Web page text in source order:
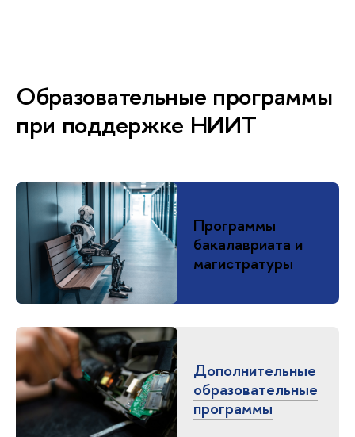
Образовательные программы
при поддержке НИИТ
Программы
бакалавриата и
магистратуры
Дополнительные
образовательные
программы